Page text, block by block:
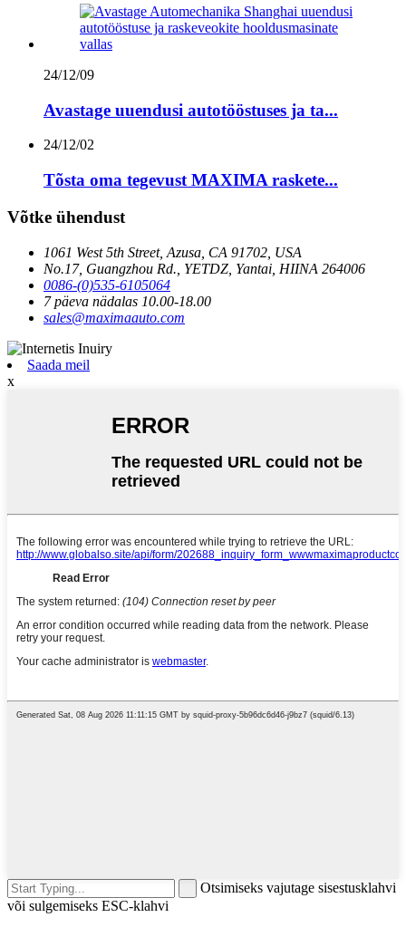
24/12/09
Avastage uuendusi autotööstuses ja ta...
24/12/02
Tõsta oma tegevust MAXIMA raskete...
Võtke ühendust
1061 West 5th Street, Azusa, CA 91702, USA
No.17, Guangzhou Rd., YETDZ, Yantai, HIINA 264006
0086-(0)535-6105064
7 päeva nädalas 10.00-18.00
sales@maximaauto.com
Saada meil
x
Otsimiseks vajutage sisestusklahvi
või sulgemiseks ESC-klahvi